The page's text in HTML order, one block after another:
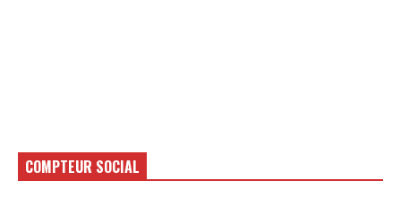
COMPTEUR SOCIAL